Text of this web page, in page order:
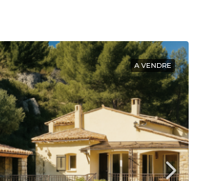
A VENDRE